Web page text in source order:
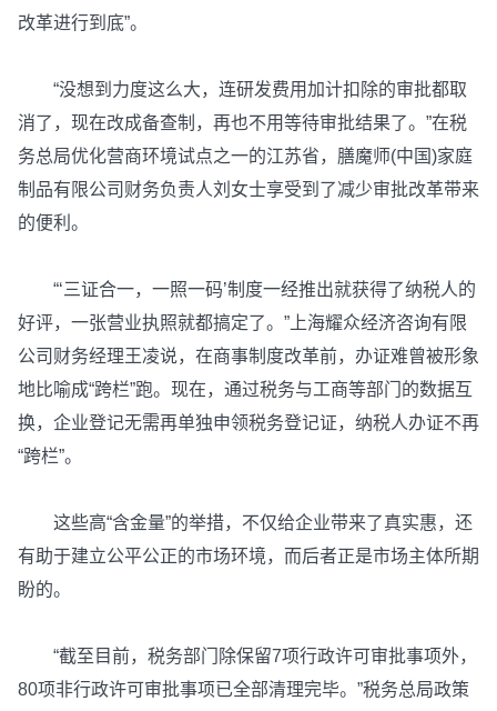
改革进行到底”。
“没想到力度这么大，连研发费用加计扣除的审批都取
消了，现在改成备查制，再也不用等待审批结果了。”在税
务总局优化营商环境试点之一的江苏省，膳魔师(中国)家庭
制品有限公司财务负责人刘女士享受到了减少审批改革带来
的便利。
“‘三证合一，一照一码’制度一经推出就获得了纳税人的
好评，一张营业执照就都搞定了。”上海耀众经济咨询有限
公司财务经理王凌说，在商事制度改革前，办证难曾被形象
地比喻成“跨栏”跑。现在，通过税务与工商等部门的数据互
换，企业登记无需再单独申领税务登记证，纳税人办证不再
“跨栏”。
这些高“含金量”的举措，不仅给企业带来了真实惠，还
有助于建立公平公正的市场环境，而后者正是市场主体所期
盼的。
“截至目前，税务部门除保留7项行政许可审批事项外，
80项非行政许可审批事项已全部清理完毕。”税务总局政策